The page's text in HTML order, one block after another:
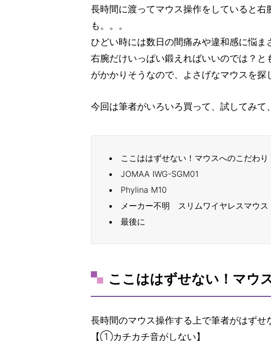
長時間に渡ってマウス操作をしていると
も。。。
ひどい時には数日の間痛みや違和感に悩ま
右腕だけいっぱい鍛えればいいのでは？
がかかりそうなので、よさげなマウスを探
今回は筆者がいろいろ買って、試してみて
ここははずせない！マウスへのこだわり
JOMAA IWG-SGM01
Phylina M10
メーカー不明 スリムワイヤレスマウス
最後に
ここははずせない！マウ
長時間のマウス操作する上で筆者がはずせ
【①カチカチ音がしない】